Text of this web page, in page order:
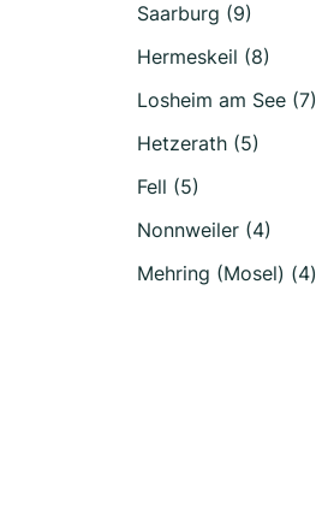
Saarburg (9)
Hermeskeil (8)
Losheim am See (7)
Hetzerath (5)
Fell (5)
Nonnweiler (4)
Mehring (Mosel) (4)